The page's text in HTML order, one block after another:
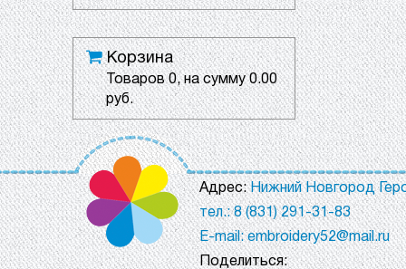
Корзина
Товаров0, на сумму0.00
руб.
Адрес:Нижний Новгород
тел.: 8 (831) 291-31-83
E-mail: embroidery52@mail.ru
Поделиться: